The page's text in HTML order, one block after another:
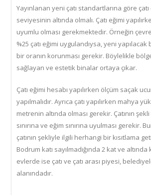
Yayınlanan yeni çatı standartlarına göre çatı
seviyesinin altında olmalı. Çatı eğimi
uyumlu olması gerekmektedir. Örneğin
%25 çatı eğimi uygulandıysa, yeni
bir oranın korunması gerekir. Böylelikle
sağlayan ve estetik binalar ortaya çıkar.
Çatı eğimi hesabı yapılırken ölçüm saçak
yapılmalıdır. Ayrıca çatı yapılırken mahya
metrenin altında olması gerekir. Çatının
sınırına ve eğim sınırına uyulması gerekir.
çatının şekliyle ilgili herhangi bir kısıtlama
Bodrum katı sayılmadığında 2 kat ve
evlerde ise çatı ve çatı arası piyesi,
alanındadır.